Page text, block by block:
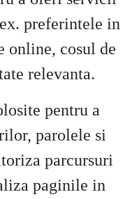
preferintele in
online, cosul de
relevanta.
pentru a
parolele si
parcursuri
paginile in